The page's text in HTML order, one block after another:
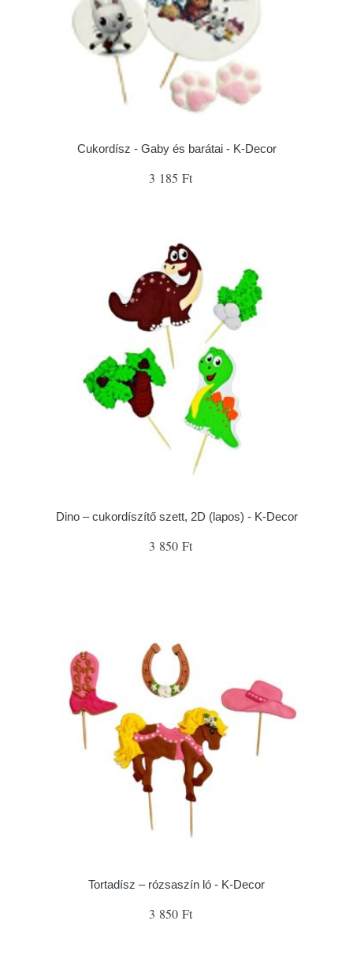
Cukordísz - Gaby és barátai - K-Decor
3 185 Ft
Dino – cukordíszítő szett, 2D (lapos) - K-Decor
3 850 Ft
Tortadísz – rózsaszín ló - K-Decor
3 850 Ft